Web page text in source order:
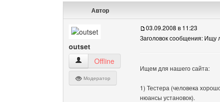
Автор
outset
outset Посмотреть профиль
Offline
Модератор
03.09.2008 в 11:23
Заголовок сообщения: Ищу
Ищем для нашего сайта:
1) Тестера (человека
нюансы установок).